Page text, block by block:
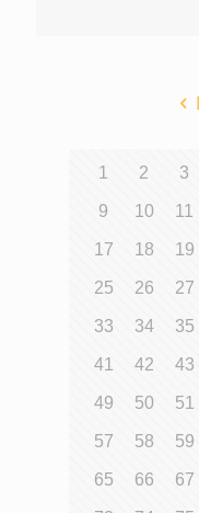
1 2 3
9 10 11
17 18 19
25 26 27
33 34 35
41 42 43
49 50 51
57 58 59
65 66 67